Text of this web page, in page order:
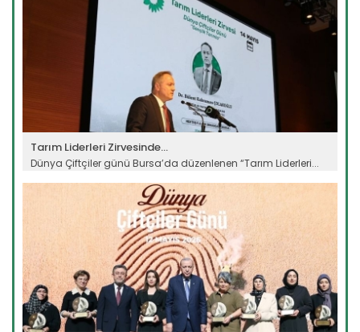
Tarım Liderleri Zirvesinde...
Dünya Çiftçiler günü Bursa’da düzenlenen “Tarım Liderleri...
Devamını Oku ->